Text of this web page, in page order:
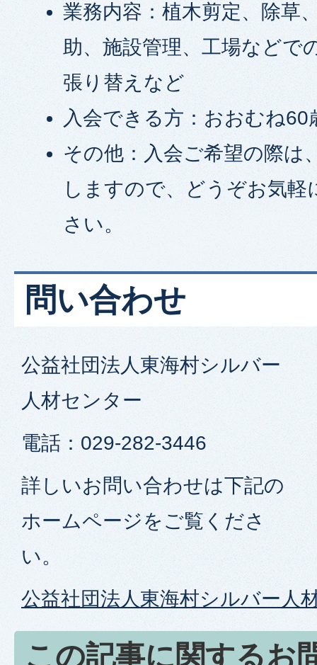
業務内容：植木剪定、除草
助、施設管理、工場などで
張り替えなど
入会できる方：おおむね60
その他：入会ご希望の際は
しますので、どうぞお気
さい。
問い合わせ
公益社団法人東海村シルバー
人材センター
電話：029-282-3446
詳しいお問い合わせは下記の
ホームページをご覧くださ
い。
公益社団法人東海村シルバー人
この記事に関するお